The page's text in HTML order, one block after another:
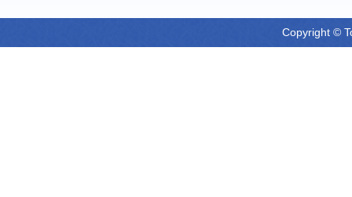
Copyright ©